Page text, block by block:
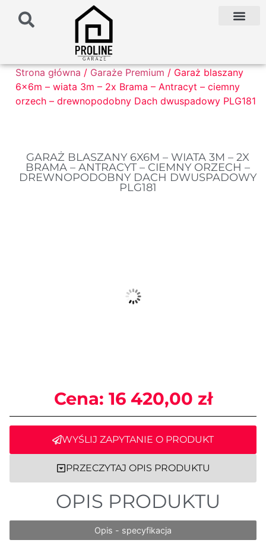
Strona główna / Garaże Premium / Garaż blaszany
6x6m – wiata 3m – 2x Brama – Antracyt – ciemny
orzech – drewnopodobny Dach dwuspadowy PLG181
GARAŻ BLASZANY 6X6M – WIATA 3M – 2X
BRAMA – ANTRACYT – CIEMNY ORZECH –
DREWNOPODOBNY DACH DWUSPADOWY
PLG181
Cena: 16 420,00 zł
WYŚLIJ ZAPYTANIE O PRODUKT
PRZECZYTAJ OPIS PRODUKTU
OPIS PRODUKTU
Opis - specyfikacja